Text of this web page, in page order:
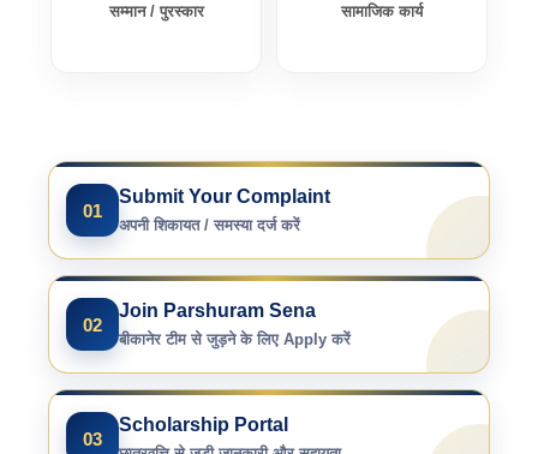
सम्मान / पुरस्कार सामाजिक कार्य
01
Submit Your Complaint
अपनी शिकायत / समस्या दर्ज करें
02
Join Parshuram Sena
बीकानेर टीम से जुड़ने के लिए Apply करें
03
Scholarship Portal